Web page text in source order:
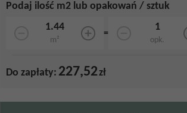
Podaj ilość m2 lub opakowań / sztuk
m²
=
opk.
Do zapłaty: 227,52zł